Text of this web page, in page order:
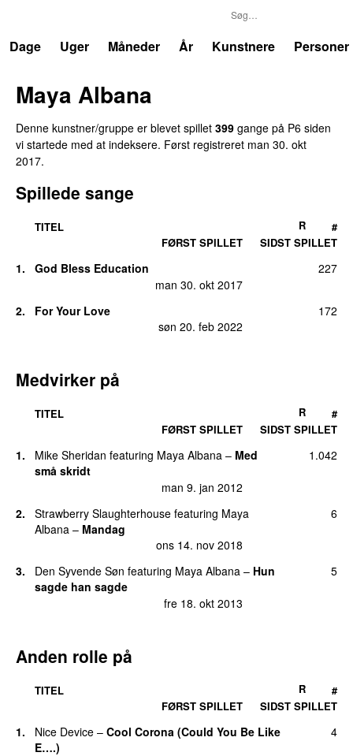
Dage
Uger Måneder År Kunstnere Personer
Maya Albana
Denne kunstner/gruppe er blevet spillet 399 gange på P6 siden
vi startede med at indeksere. Først registreret man 30. okt
2017.
Spillede sange
TITEL
FØRST SPILLET
SIDST SPILLET
R #
1.
God Bless Education
man 30. okt 2017
227
2.
For Your Love
søn 20. feb 2022
172
Medvirker på
TITEL
FØRST SPILLET
SIDST SPILLET
R #
1. Mike Sheridan featuring Maya Albana – Med
små skridt
man 9. jan 2012
1.042
2. Strawberry Slaughterhouse featuring Maya
Albana – Mandag
ons 14. nov 2018
6
3. Den Syvende Søn featuring Maya Albana – Hun
sagde han sagde
fre 18. okt 2013
5
Anden rolle på
TITEL
FØRST SPILLET
SIDST SPILLET
R #
1. Nice Device – Cool Corona (Could You Be Like
E….)
4